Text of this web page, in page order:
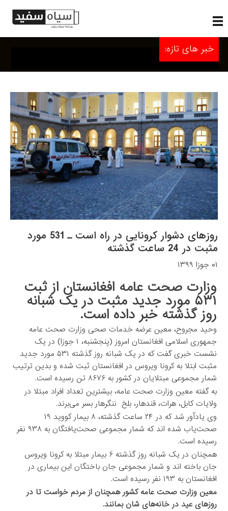
خبر های تازه:
روزهای دشوار کرونایی در راه است ـ 531 مورد
مثبت در 24 ساعت گذشته
۰۱ جوزا ۱۳۹۹
وزارت صحت عامه افغانستان از ثبت
۵۳۱ مورد جدید مثبت در یک شبانه
روز گذشته خبر داده است.
وحید مجروح، معین عرضه خدمات صحی وزارت صحت عامه
جمهوری اسلامی افغانستان امروز (پنجشنبه، ۱ جوزا) در یک
نشست خبری گفت که در یک شبانه روز گذشته ۵۳۱ مورد جدید
مثبت ابتلا به کرونا ویروس در افغانستان ثبت شده و بدین ترتیب
شمار مجموعی مبتلایان در کشور به ۸۶۷۶ تن رسیده است.
به گفته معین وزارت صحت عامه، بیشترین تعداد افراد مبتلا در
ولایات کابل، هرات، قندهار، بلخ ننگرهار بسر می‌برند.
وی یادآور شد که در ۲۴ ساعت گذشته، ۸ بیمار کووید ۱۹
صحت‌یاب شده اند که شمار مجموعی صحت‌یافتگان به ۹۳۸ نفر
رسیده است.
همچنان در یک شبانه روز گذشته ۶ بیمار مبتلا به کرونا ویروس
جان باخته اند و شمار مجموعی جان باختگان این بیماری در
افغانستان به ۱۹۳ نفر رسیده است.
معین وزارت صحت عامه کشور همچنان از مردم خواست تا در
روزهای عید در خانه‌های شان بمانند.